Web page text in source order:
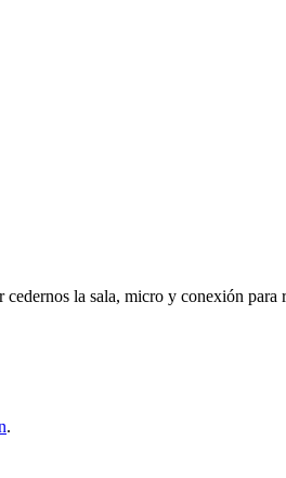
cedernos la sala, micro y conexión para
.